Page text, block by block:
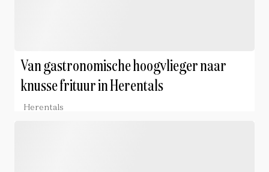
Van gastronomische hoogvlieger naar
knusse frituur in Herentals
Herentals